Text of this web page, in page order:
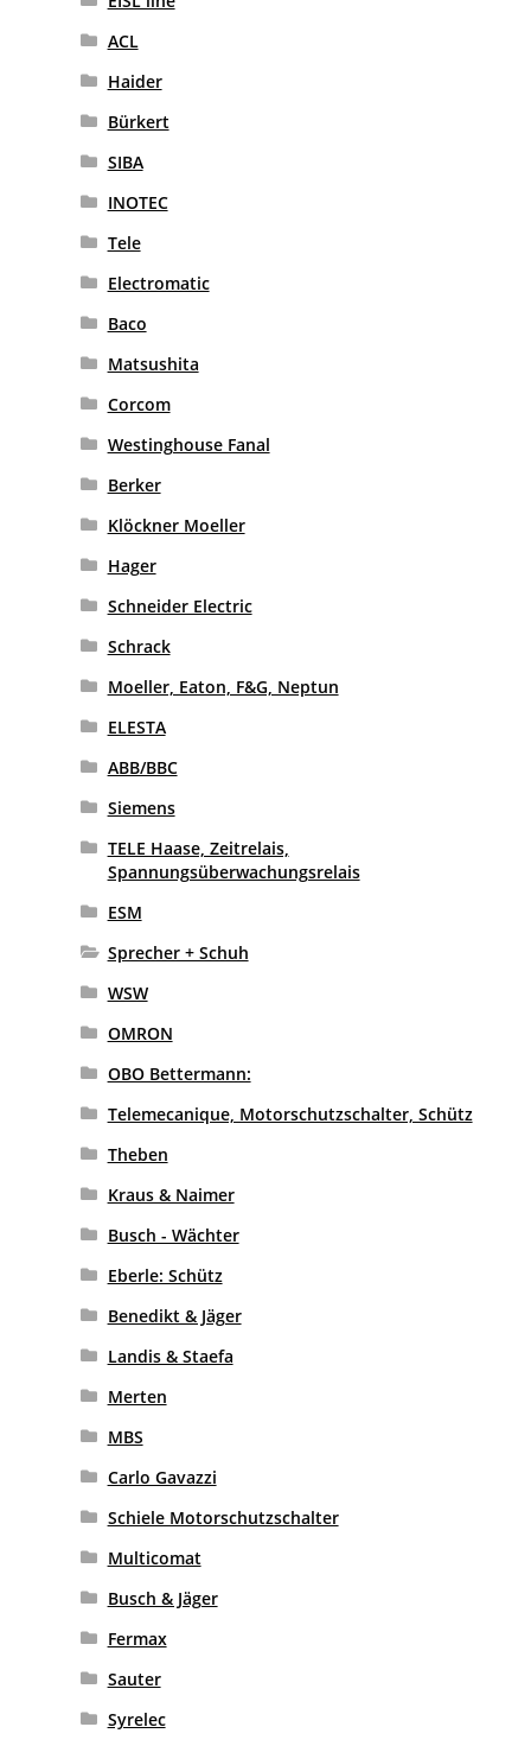
ACL
Haider
Bürkert
SIBA
INOTEC
Tele
Electromatic
Baco
Matsushita
Corcom
Westinghouse Fanal
Berker
Klöckner Moeller
Hager
Schneider Electric
Schrack
Moeller, Eaton, F&G, Neptun
ELESTA
ABB/BBC
Siemens
TELE Haase, Zeitrelais,
Spannungsüberwachungsrelais
ESM
Sprecher + Schuh
WSW
OMRON
OBO Bettermann:
Telemecanique, Motorschutzschalter, Schütz
Theben
Kraus & Naimer
Busch - Wächter
Eberle: Schütz
Benedikt & Jäger
Landis & Staefa
Merten
MBS
Carlo Gavazzi
Schiele Motorschutzschalter
Multicomat
Busch & Jäger
Fermax
Sauter
Syrelec